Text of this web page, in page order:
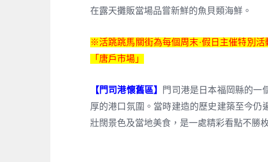
在露天攤販當場品嘗新鮮的魚貝類海鮮。
※活跳跳馬關街為每個周末·假日主催特別
「唐戶市場」
【門司港懷舊區】
門司港是日本福岡縣的一
厚的港口氛圍。當時建造的歷史建築至今
壯闊景色及當地美食，是一處精彩看點不勝